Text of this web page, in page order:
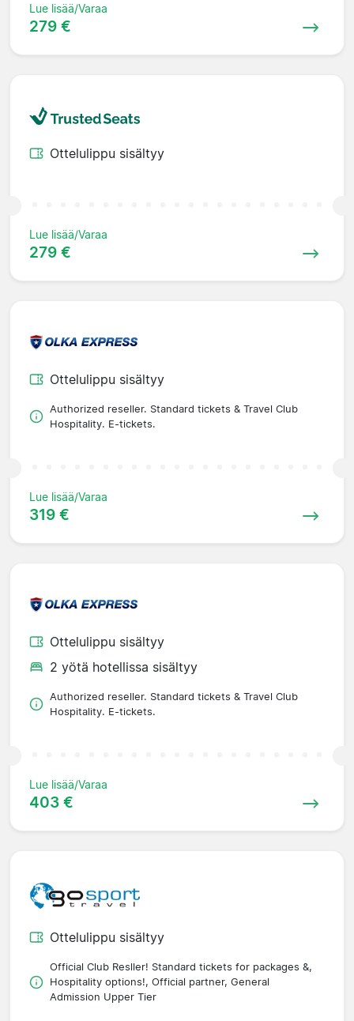
Lue lisää/Varaa
279 €
Ottelulippu sisältyy
Lue lisää/Varaa
279 €
Ottelulippu sisältyy
Authorized reseller. Standard tickets & Travel Club
Hospitality. E-tickets.
Lue lisää/Varaa
319 €
Ottelulippu sisältyy
2 yötä hotellissa sisältyy
Authorized reseller. Standard tickets & Travel Club
Hospitality. E-tickets.
Lue lisää/Varaa
403 €
Ottelulippu sisältyy
Official Club Resller! Standard tickets for packages &,
Hospitality options!, Official partner, General
Admission Upper Tier